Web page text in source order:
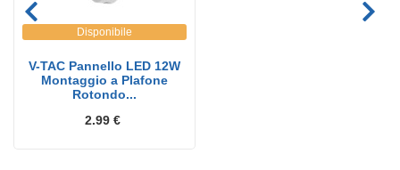
Disponibile
V-TAC Pannello LED 12W
Montaggio a Plafone
Rotondo...
2.99 €